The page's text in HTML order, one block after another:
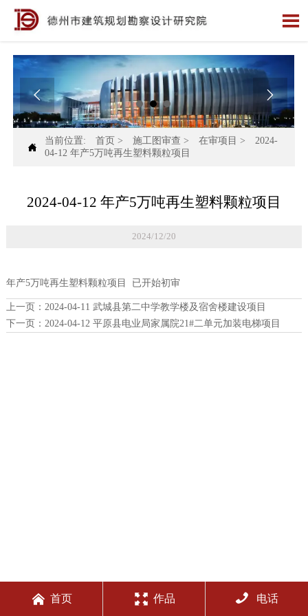

 

当前位置: 首页 > 施工图审查 > 在审项目 >
2024-
04-12 年产5万吨再生塑料颗粒项目
2024-04-12 年产5万吨再生塑料颗粒项目
2024/12/20
年产5万吨再生塑料颗粒项目 已开始初审
上一页：
2024-04-11 武城县第二中学教学楼及宿舍楼建设项目
下一页：
2024-04-12 平原县电业局家属院21#二单元加装电梯项目
 首页  作品  电话